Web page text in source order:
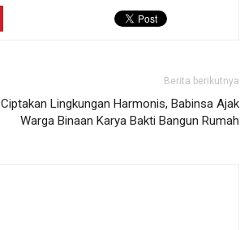
Berita berikutnya
Ciptakan Lingkungan Harmonis, Babinsa Ajak
Warga Binaan Karya Bakti Bangun Rumah